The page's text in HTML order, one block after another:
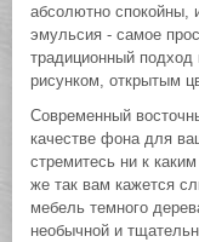
абсолютно спокойны,
эмульсия - самое
традиционный подход
рисунком, открытым
Современный
качестве фона для
стремитесь ни к
же так вам кажется
мебель темного
необычной и